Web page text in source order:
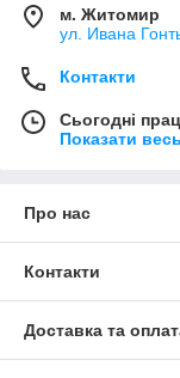
м. Житомир
ул. Ивана
Контакти
Сьогодні
Показати
Про нас
Контакти
Доставка та